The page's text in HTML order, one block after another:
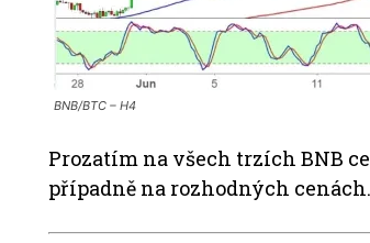
BNB/BTC – H4
Prozatím na všech trzích BNB
případně na rozhodných cenách.